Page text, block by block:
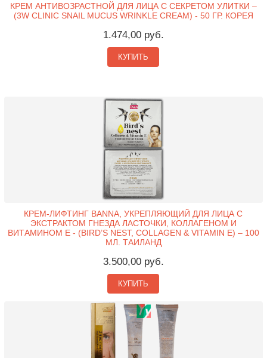
КРЕМ АНТИВОЗРАСТНОЙ ДЛЯ ЛИЦА С СЕКРЕТОМ УЛИТКИ –
(3W CLINIC SNAIL MUCUS WRINKLE CREAM) - 50 ГР. КОРЕЯ
1.474,00 руб.
КУПИТЬ
КРЕМ-ЛИФТИНГ BANNA, УКРЕПЛЯЮЩИЙ ДЛЯ ЛИЦА С
ЭКСТРАКТОМ ГНЕЗДА ЛАСТОЧКИ, КОЛЛАГЕНОМ И
ВИТАМИНОМ Е - (BIRD’S NEST, COLLAGEN & VITAMIN E) – 100
МЛ. ТАИЛАНД
3.500,00 руб.
КУПИТЬ